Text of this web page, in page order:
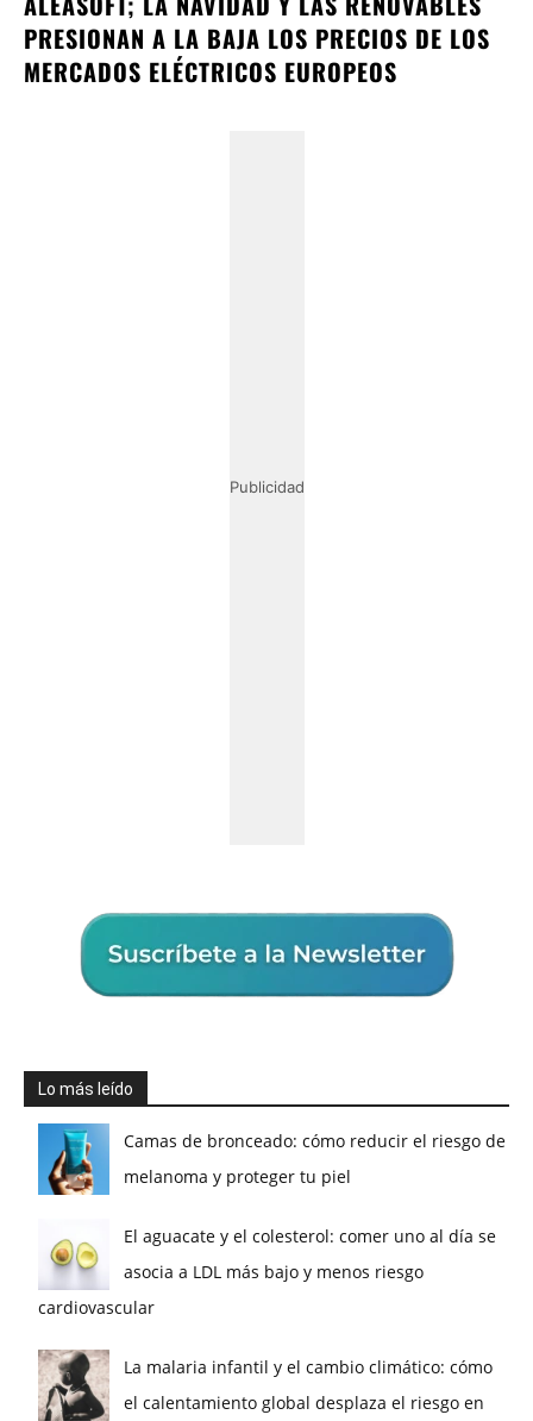
PRESIONAN A LA BAJA LOS PRECIOS DE LOS
MERCADOS ELÉCTRICOS EUROPEOS
Publicidad
Lo más leído
Camas de bronceado: cómo reducir el riesgo de
melanoma y proteger tu piel
El aguacate y el colesterol: comer uno al día se
asocia a LDL más bajo y menos riesgo
cardiovascular
La malaria infantil y el cambio climático: cómo
el calentamiento global desplaza el riesgo en